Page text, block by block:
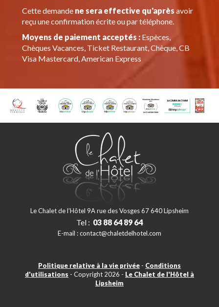
Cette demande ne sera effective qu'après avoir
reçu une confirmation écrite ou par téléphone.
Moyens de paiement acceptés :Espèces,
Chèques Vacances, Ticket Restaurant, Chèque, CB
Visa Mastercard, American Express
Le Chalet de l’Hôtel 9A rue des Vosges 67 640 Lipsheim
Tel : 03 88 64 89 64
E-mail :contact@chaletdelhotel.com
Politique relative à la vie privée - Conditions
d'utilisations - Copyright 2026 - Le Chalet de l'Hôtel à
Lipsheim